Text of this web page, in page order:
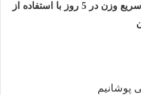
آموزش کم کردن سریع وزن در 5 روز با استفاده از
پوشانیم